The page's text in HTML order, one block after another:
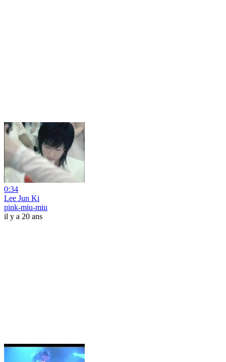
0:34
Lee Jun Ki
pink-miu-miu
il y a 20 ans